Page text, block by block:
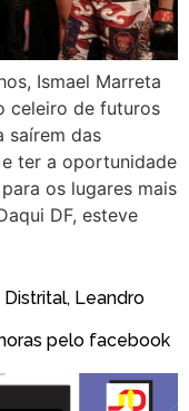
Ismael Marreta
celeiro de futuros
saírem das
ter a oportunidade
os lugares mais
DF, esteve
Leandro
pelo facebook